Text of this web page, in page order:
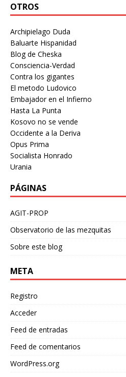
OTROS
Archipielago Duda
Baluarte Hispanidad
Blog de Cheska
Consciencia-Verdad
Contra los gigantes
El metodo Ludovico
Embajador en el Infierno
Hasta La Punta
Kosovo no se vende
Occidente a la Deriva
Opus Prima
Socialista Honrado
Urania
PÁGINAS
AGIT-PROP
Observatorio de las mezquitas
Sobre este blog
META
Registro
Acceder
Feed de entradas
Feed de comentarios
WordPress.org